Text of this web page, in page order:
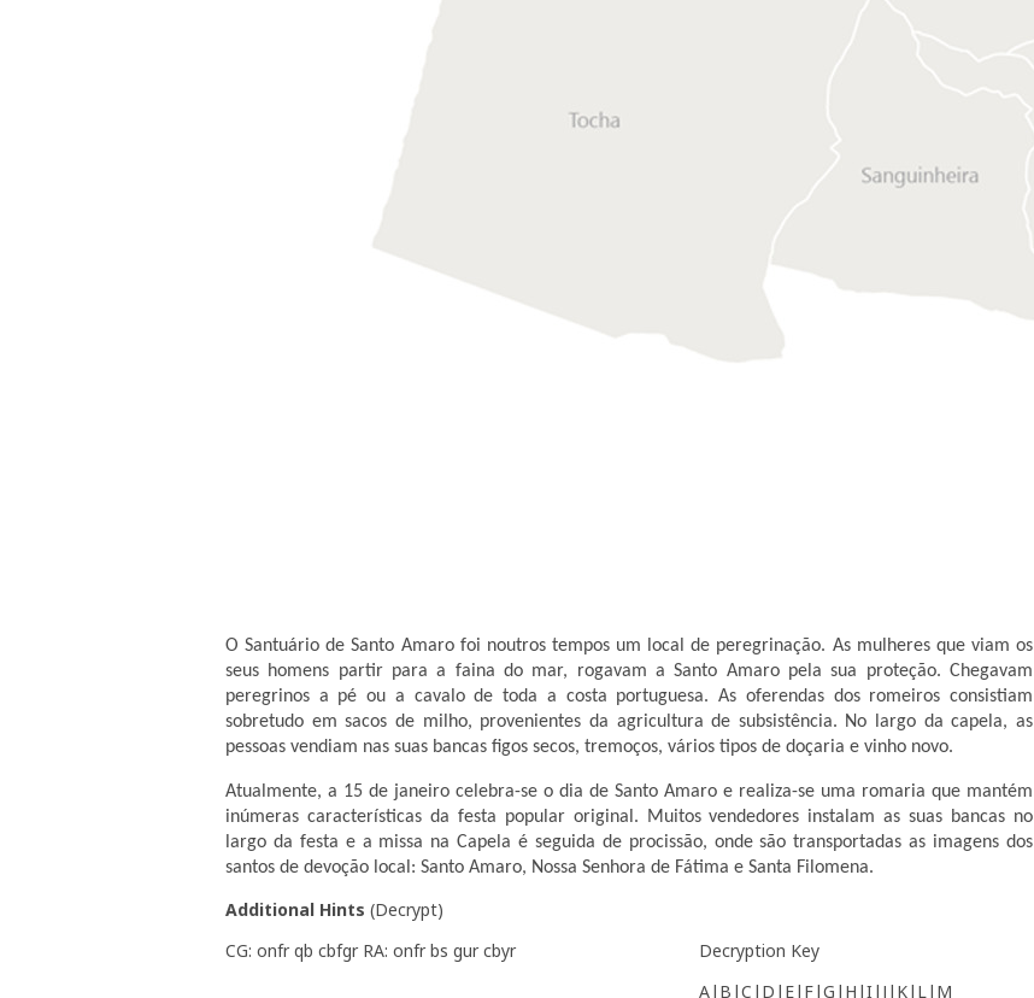
O Santuário de Santo Amaro foi noutros tempos um local de peregrinação. As mulheres que viam os
seus homens partir para a faina do mar, rogavam a Santo Amaro pela sua proteção. Chegavam
peregrinos a pé ou a cavalo de toda a costa portuguesa. As oferendas dos romeiros consistiam
sobretudo em sacos de milho, provenientes da agricultura de subsistência. No largo da capela, as
pessoas vendiam nas suas bancas figos secos, tremoços, vários tipos de doçaria e vinho novo.
Atualmente, a 15 de janeiro celebra-se o dia de Santo Amaro e realiza-se uma romaria que mantém
inúmeras características da festa popular original. Muitos vendedores instalam as suas bancas no
largo da festa e a missa na Capela é seguida de procissão, onde são transportadas as imagens dos
santos de devoção local: Santo Amaro, Nossa Senhora de Fátima e Santa Filomena.
Additional Hints (Decrypt)
CG: onfr qb cbfgr RA: onfr bs gur cbyr
Decryption Key
A|B|C|D|E|F|G|H|I|J|K|L|M